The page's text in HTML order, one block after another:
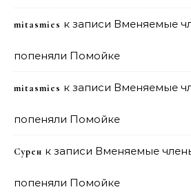
mitasmies к записи Вменяемые
попеняли Помойке
mitasmies к записи Вменяемые
попеняли Помойке
Сурен к записи Вменяемые
попеняли Помойке